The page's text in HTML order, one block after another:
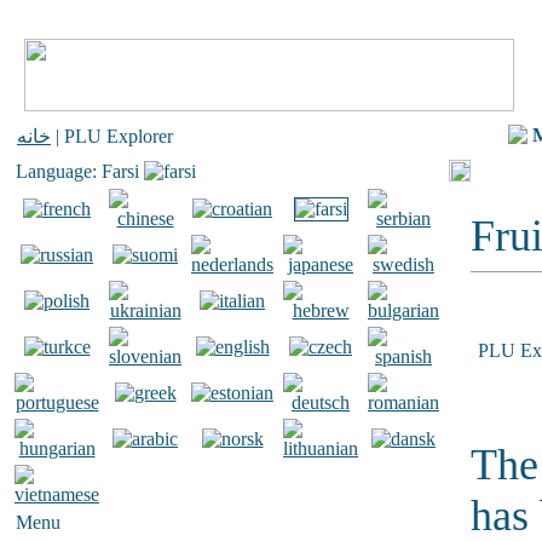
خانه | PLU Explorer
Language: Farsi
Menu
PLU